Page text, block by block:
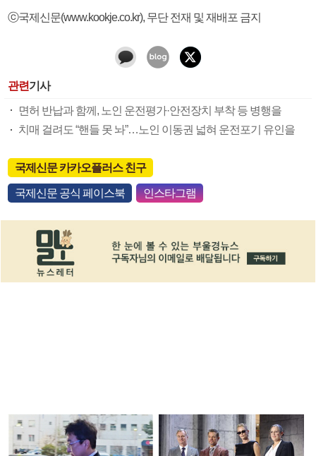
ⓒ국제신문(www.kookje.co.kr), 무단 전재 및 재배포 금지
관련기사
면허 반납과 함께, 노인 운전평가·안전장치 부착 등 병행을
치매 걸려도 “핸들 못 놔”…노인 이동권 넓혀 운전포기 유인을
국제신문 카카오플러스 친구
국제신문 공식 페이스북 인스타그램